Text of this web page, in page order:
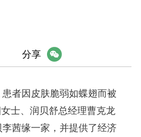
分享
者因皮肤脆弱如蝶翅而被
士、润贝舒总经理曹克龙
茜缘一家，并提供了经济